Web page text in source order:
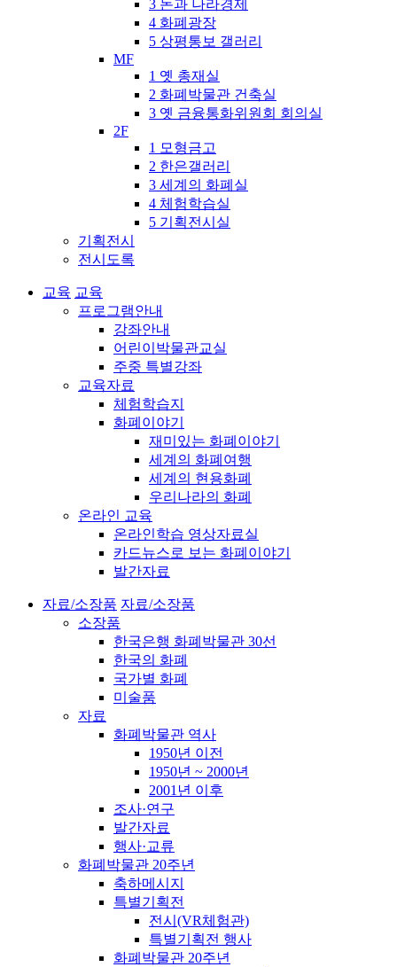
3 돈과 나라경제
4 화폐광장
5 상평통보 갤러리
MF
1 옛 총재실
2 화폐박물관 건축실
3 옛 금융통화위원회 회의실
2F
1 모형금고
2 한은갤러리
3 세계의 화폐실
4 체험학습실
5 기획전시실
기획전시
전시도록
교육 교육
프로그램안내
강좌안내
어린이박물관교실
주중 특별강좌
교육자료
체험학습지
화폐이야기
재미있는 화폐이야기
세계의 화폐여행
세계의 현용화폐
우리나라의 화폐
온라인 교육
온라인학습 영상자료실
카드뉴스로 보는 화폐이야기
발간자료
자료/소장품 자료/소장품
소장품
한국은행 화폐박물관 30선
한국의 화폐
국가별 화폐
미술품
자료
화폐박물관 역사
1950년 이전
1950년 ~ 2000년
2001년 이후
조사·연구
발간자료
행사·교류
화폐박물관 20주년
축하메시지
특별기획전
전시(VR체험관)
특별기획전 행사
화폐박물관 20주년